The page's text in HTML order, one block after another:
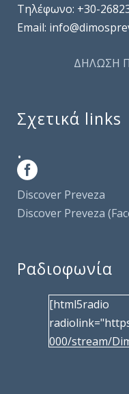
Τηλέφωνo: +30-
Email:
ΔΗΛΩΣΗ
Σχετικά links
.
Discover Preveza
Discover Preveza
Ραδιοφωνία
[html5radio
000/stream/